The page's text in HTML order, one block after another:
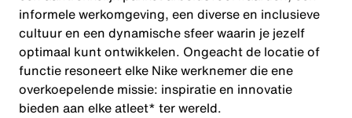
informele werkomgeving, een diverse en inclusieve
cultuur en een dynamische sfeer waarin je jezelf
optimaal kunt ontwikkelen. Ongeacht de locatie of
functie resoneert elke Nike werknemer die ene
overkoepelende missie: inspiratie en innovatie
bieden aan elke atleet* ter wereld.